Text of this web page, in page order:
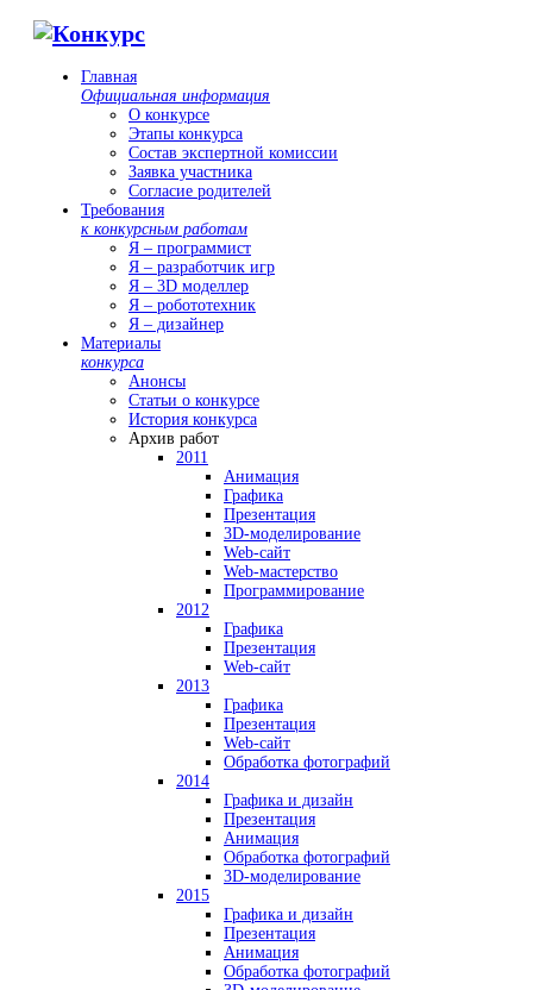
Главная
Официальная информация
О конкурсе
Этапы конкурса
Состав экспертной комиссии
Заявка участника
Согласие родителей
Требования
к конкурсным работам
Я – программист
Я – разработчик игр
Я – 3D моделлер
Я – робототехник
Я – дизайнер
Материалы
конкурса
Анонсы
Статьи о конкурсе
История конкурса
Архив работ
2011
Анимация
Графика
Презентация
3D-моделирование
Web-сайт
Web-мастерство
Программирование
2012
Графика
Презентация
Web-сайт
2013
Графика
Презентация
Web-сайт
Обработка фотографий
2014
Графика и дизайн
Презентация
Анимация
Обработка фотографий
3D-моделирование
2015
Графика и дизайн
Презентация
Анимация
Обработка фотографий